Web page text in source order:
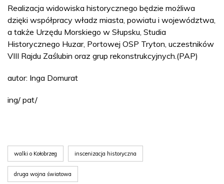
Realizacja widowiska historycznego będzie możliwa
dzięki współpracy władz miasta, powiatu i województwa,
a także Urzędu Morskiego w Słupsku, Studia
Historycznego Huzar, Portowej OSP Tryton, uczestników
VIII Rajdu Zaślubin oraz grup rekonstrukcyjnych.(PAP)
autor: Inga Domurat
ing/ pat/
walki o Kołobrzeg inscenizacja historyczna
druga wojna światowa